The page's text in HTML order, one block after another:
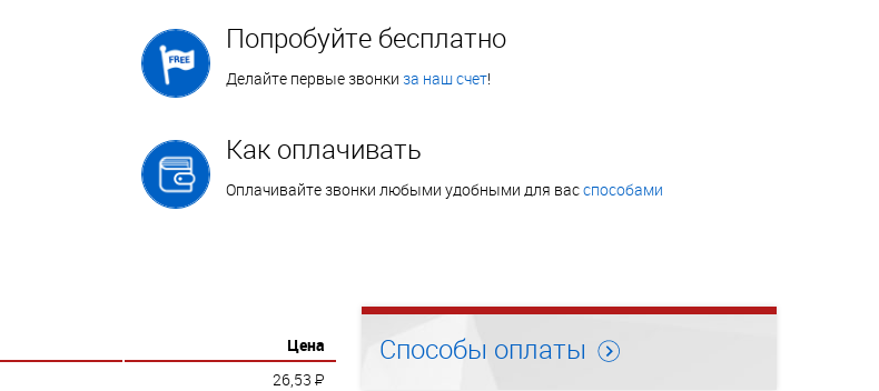
Попробуйте бесплатно
Делайте первые звонки за наш счет!
Как оплачивать
Оплачивайте звонки любыми удобными для васспособами
Способы оплаты
Цена
26,53 P